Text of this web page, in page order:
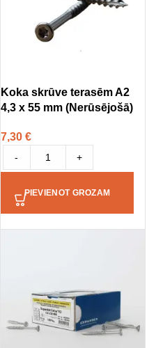
Koka skrūve terasēm A2
4,3 x 55 mm (Nerūsējošā)
7,30 €
- +
PIEVIENOT GROZAM